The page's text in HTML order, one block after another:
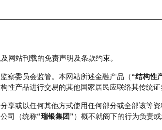
计 瑞银轮证教室
网站刊载的免责声明及条款约束。
察委员会监管。本网站所述金融产品（“结构性
性产品进行交易的其他国家居民应联络其传统
享或以任何其他方式使用任何部分或全部该等
司（统称“瑞银集团”）概不就阁下的行为负责